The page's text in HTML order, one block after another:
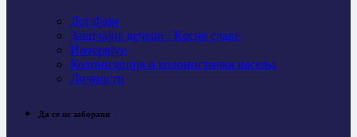
Догађаји
Завичајне вечери / Крсне славе
Интервјуи
Колонизација и колонистичка насеља
Личности
Да се не заборави